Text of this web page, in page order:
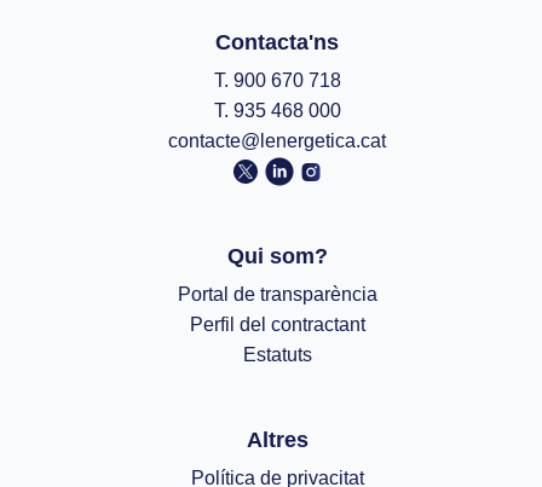
Contacta'ns
T. 900 670 718
T. 935 468 000
contacte@lenergetica.cat
Qui som?
Portal de transparència
Perfil del contractant
Estatuts
Altres
Política de privacitat